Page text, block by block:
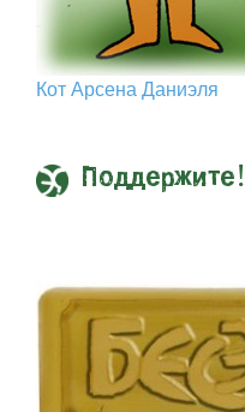
Кот Арcена Даниэля
Поддержите!